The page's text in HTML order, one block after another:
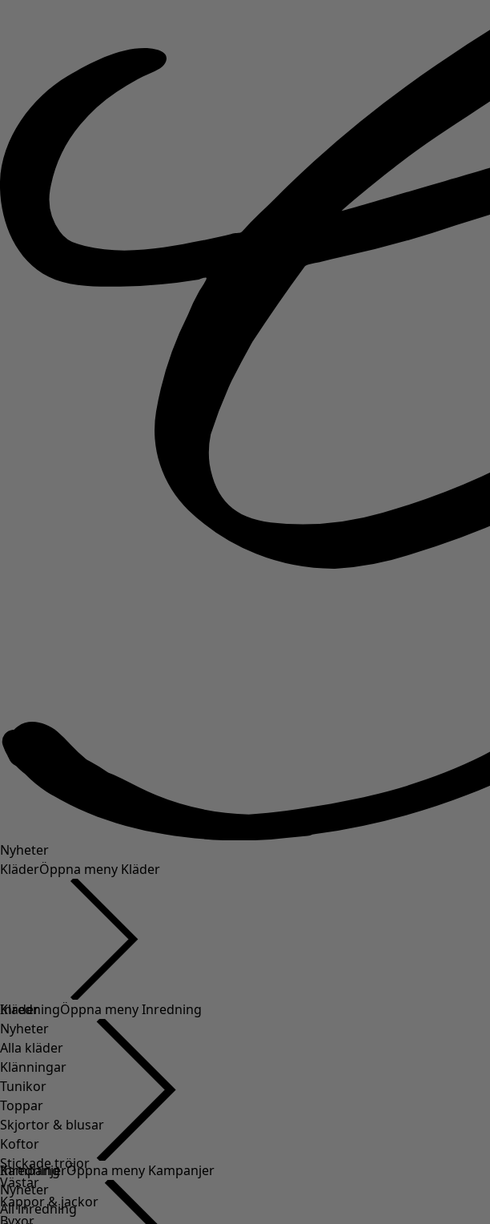
Nyheter
KläderÖppna meny Kläder
Kläder
Nyheter
Alla kläder
Klänningar
Tunikor
Toppar
Skjortor & blusar
Koftor
Stickade tröjor
Västar
Kappor & jackor
InredningÖppna meny Inredning
Inredning
Nyheter
All inredning
KampanjerÖppna meny Kampanjer